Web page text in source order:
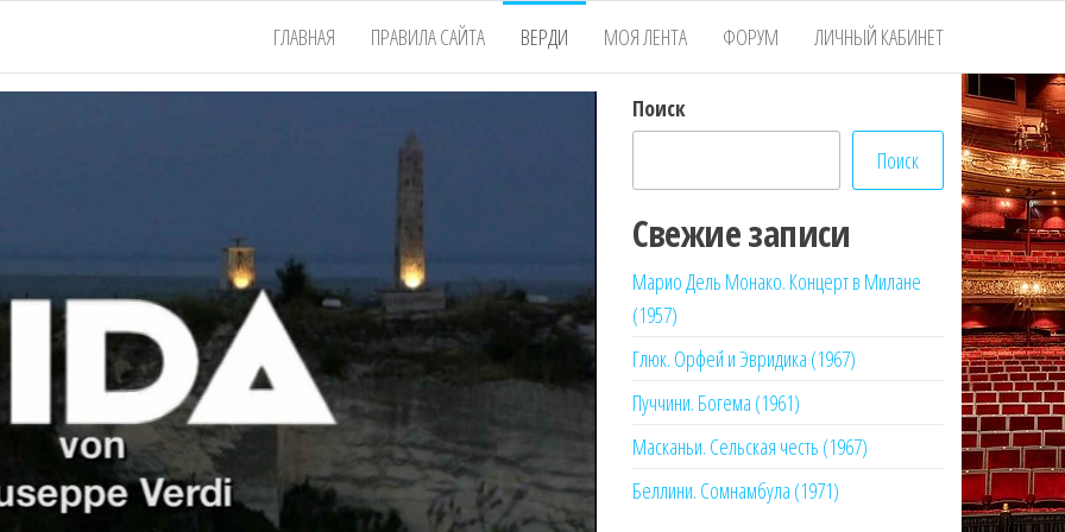
ГЛАВНАЯ ПРАВИЛА САЙТА ВЕРДИ МОЯ ЛЕНТА ФОРУМ ЛИЧНЫЙ КАБИНЕТ
Поиск
Поиск
Свежие записи
Марио Дель Монако. Концерт в Милане
(1957)
Глюк. Орфей и Эвридика (1967)
Пуччини. Богема (1961)
Масканьи. Сельская честь (1967)
Беллини. Сомнамбула (1971)